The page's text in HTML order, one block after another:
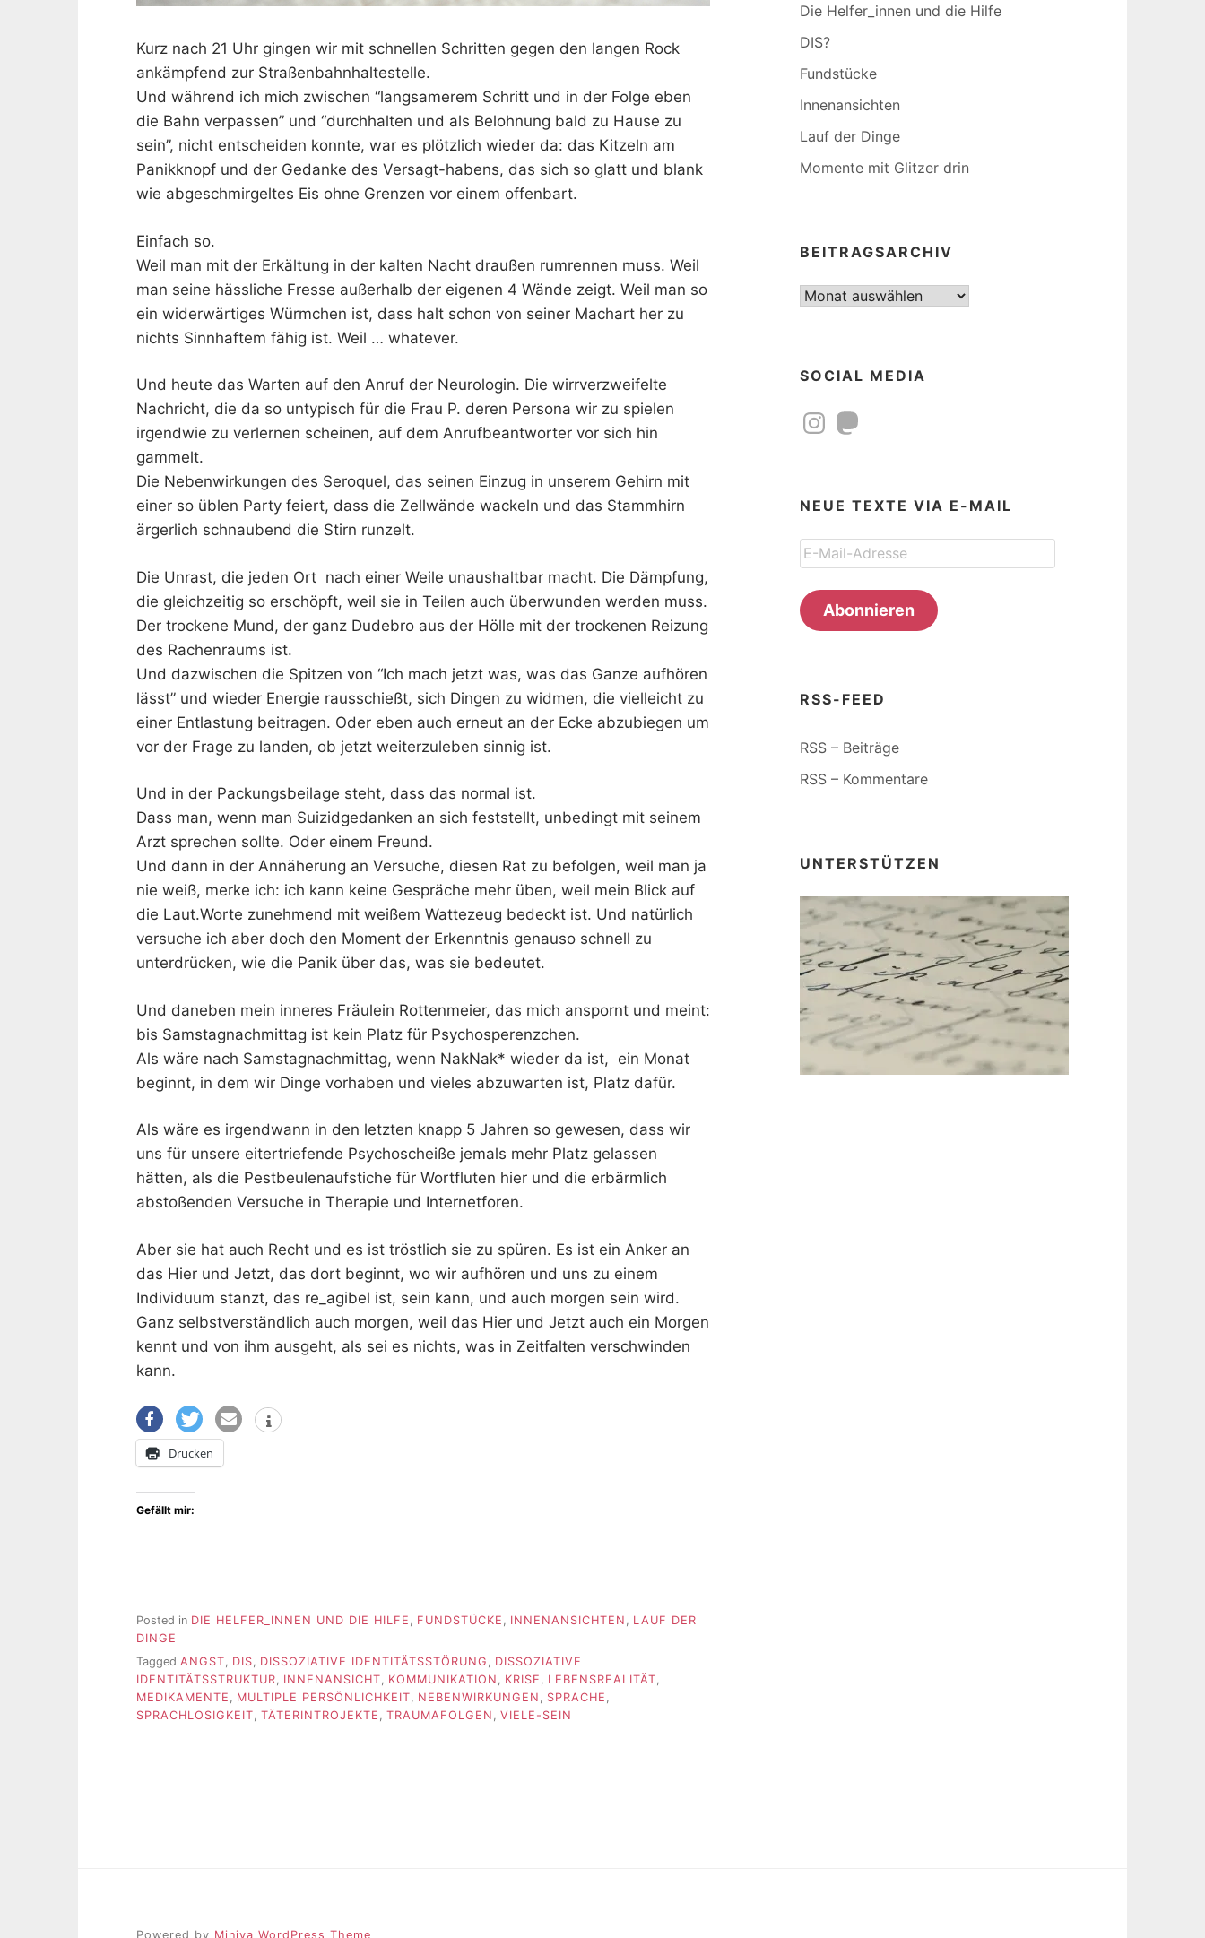
Kurz nach 21 Uhr gingen wir mit schnellen Schritten gegen den langen Rock
ankämpfend zur Straßenbahnhaltestelle.
Und während ich mich zwischen “langsamerem Schritt und in der Folge eben
die Bahn verpassen” und “durchhalten und als Belohnung bald zu Hause zu
sein”, nicht entscheiden konnte, war es plötzlich wieder da: das Kitzeln am
Panikknopf und der Gedanke des Versagt-habens, das sich so glatt und blank
wie abgeschmirgeltes Eis ohne Grenzen vor einem offenbart.
Einfach so.
Weil man mit der Erkältung in der kalten Nacht draußen rumrennen muss. Weil
man seine hässliche Fresse außerhalb der eigenen 4 Wände zeigt. Weil man so
ein widerwärtiges Würmchen ist, dass halt schon von seiner Machart her zu
nichts Sinnhaftem fähig ist. Weil … whatever.
Und heute das Warten auf den Anruf der Neurologin. Die wirrverzweifelte
Nachricht, die da so untypisch für die Frau P. deren Persona wir zu spielen
irgendwie zu verlernen scheinen, auf dem Anrufbeantworter vor sich hin
gammelt.
Die Nebenwirkungen des Seroquel, das seinen Einzug in unserem Gehirn mit
einer so üblen Party feiert, dass die Zellwände wackeln und das Stammhirn
ärgerlich schnaubend die Stirn runzelt.
Die Unrast, die jeden Ort nach einer Weile unaushaltbar macht. Die Dämpfung,
die gleichzeitig so erschöpft, weil sie in Teilen auch überwunden werden muss.
Der trockene Mund, der ganz Dudebro aus der Hölle mit der trockenen Reizung
des Rachenraums ist.
Und dazwischen die Spitzen von “Ich mach jetzt was, was das Ganze aufhören
lässt” und wieder Energie rausschießt, sich Dingen zu widmen, die vielleicht zu
einer Entlastung beitragen. Oder eben auch erneut an der Ecke abzubiegen um
vor der Frage zu landen, ob jetzt weiterzuleben sinnig ist.
Und in der Packungsbeilage steht, dass das normal ist.
Dass man, wenn man Suizidgedanken an sich feststellt, unbedingt mit seinem
Arzt sprechen sollte. Oder einem Freund.
Und dann in der Annäherung an Versuche, diesen Rat zu befolgen, weil man ja
nie weiß, merke ich: ich kann keine Gespräche mehr üben, weil mein Blick auf
die Laut.Worte zunehmend mit weißem Wattezeug bedeckt ist. Und natürlich
versuche ich aber doch den Moment der Erkenntnis genauso schnell zu
unterdrücken, wie die Panik über das, was sie bedeutet.
Und daneben mein inneres Fräulein Rottenmeier, das mich anspornt und meint:
bis Samstagnachmittag ist kein Platz für Psychosperenzchen.
Als wäre nach Samstagnachmittag, wenn NakNak* wieder da ist, ein Monat
beginnt, in dem wir Dinge vorhaben und vieles abzuwarten ist, Platz dafür.
Als wäre es irgendwann in den letzten knapp 5 Jahren so gewesen, dass wir
uns für unsere eitertriefende Psychoscheiße jemals mehr Platz gelassen
hätten, als die Pestbeulenaufstiche für Wortfluten hier und die erbärmlich
abstoßenden Versuche in Therapie und Internetforen.
Aber sie hat auch Recht und es ist tröstlich sie zu spüren. Es ist ein Anker an
das Hier und Jetzt, das dort beginnt, wo wir aufhören und uns zu einem
Individuum stanzt, das re_agibel ist, sein kann, und auch morgen sein wird.
Ganz selbstverständlich auch morgen, weil das Hier und Jetzt auch ein Morgen
kennt und von ihm ausgeht, als sei es nichts, was in Zeitfalten verschwinden
kann.
Drucken
Gefällt mir:
Posted in DIE HELFER_INNEN UND DIE HILFE FUNDSTÜCKE INNENANSICHTEN
LAUF DER
DINGE
Tagged ANGST, DIS, DISSOZIATIVE IDENTITÄTSSTÖRUNG , DISSOZIATIVE
IDENTITÄTSSTRUKTUR, INNENANSICHT, KOMMUNIKATION , KRISE , LEBENSREALITÄT,
MEDIKAMENTE , MULTIPLE PERSÖNLICHKEIT, NEBENWIRKUNGEN , SPRACHE ,
SPRACHLOSIGKEIT, TÄTERINTROJEKTE , TRAUMAFOLGEN , VIELE-SEIN
Die Helfer_innen und die Hilfe
DIS?
Fundstücke
Innenansichten
Lauf der Dinge
Momente mit Glitzer drin
BEITRAGSARCHIV
Beitragsarchiv
SOCIAL MEDIA
InstagramMastodon
NEUE TEXTE VIA E-MAIL
E-
Mail-
Adresse
Abonnieren
RSS-FEED
RSS – Beiträge
RSS – Kommentare
UNTERSTÜTZEN
Powered by Miniva WordPress Theme